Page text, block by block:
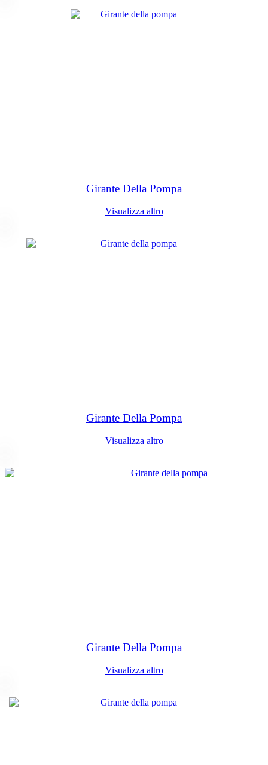
Girante Della Pompa
Visualizza altro
Girante Della Pompa
Visualizza altro
Girante Della Pompa
Visualizza altro